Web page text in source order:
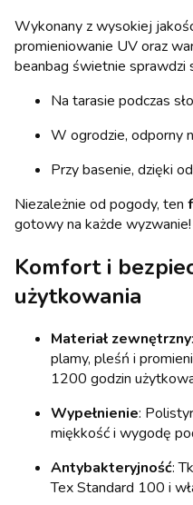
Wykonany z wysokiej
promieniowanie UV oraz
beanbag świetnie sprawdzi
Na tarasie podczas
W ogrodzie, odporny
Przy basenie, dzięki
Niezależnie od pogody, ten
gotowy na każde wyzwanie!
Komfort i
użytkowania
Materiał zewnętrzny
plamy, pleśń i
1200 godzin
Wypełnienie:
miękkość i wygodę
Antybakteryjność:
Tex Standard 100 i